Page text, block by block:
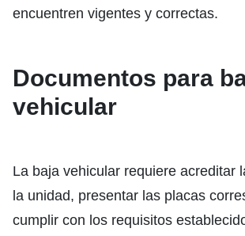
encuentren vigentes y correctas.
Documentos para
vehicular
La baja vehicular requiere acreditar
la unidad, presentar las placas
cumplir con los requisitos